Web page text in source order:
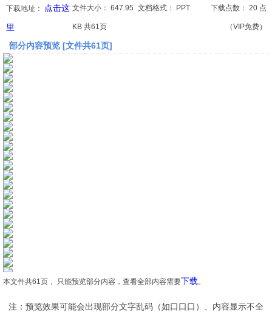
文档
下载地址：
点击这
里
文件大小： 647.95
KB 共61页
文档格式： PPT 下载点数： 20 点
（VIP免费）
部分内容预览 [文件共61页]
本文件共61页， 只能预览部分内容，查看全部内容需要下载。
注：预览效果可能会出现部分文字乱码（如口口口）、内容显示不全